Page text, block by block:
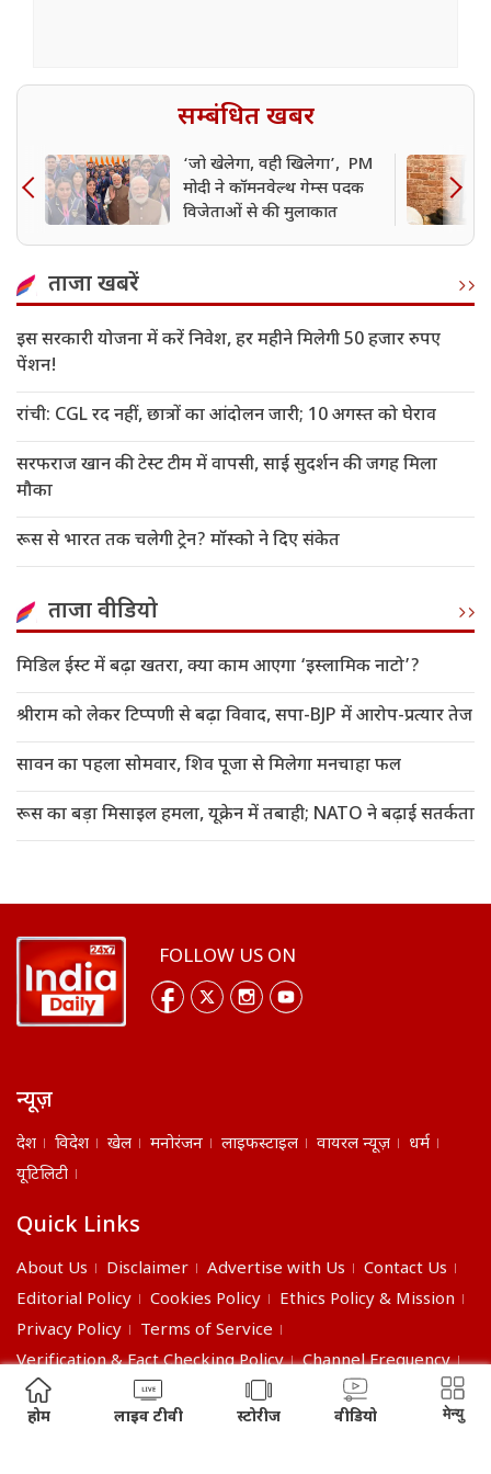
सम्बंधित खबर
‘जो खेलेगा, वही खिलेगा’, PM
मोदी ने कॉमनवेल्थ गेम्स पदक
विजेताओं से की मुलाकात
ताजा खबरें
इस सरकारी योजना में करें निवेश, हर महीने मिलेगी 50 हजार रुपए
पेंशन!
रांची: CGL रद नहीं, छात्रों का आंदोलन जारी; 10 अगस्त को घेराव
सरफराज खान की टेस्ट टीम में वापसी, साई सुदर्शन की जगह मिला
मौका
रूस से भारत तक चलेगी ट्रेन? मॉस्को ने दिए संकेत
ताजा वीडियो
मिडिल ईस्ट में बढ़ा खतरा, क्या काम आएगा ‘इस्लामिक नाटो’?
श्रीराम को लेकर टिप्पणी से बढ़ा विवाद, सपा-BJP में आरोप-प्रत्यार तेज
सावन का पहला सोमवार, शिव पूजा से मिलेगा मनचाहा फल
रूस का बड़ा मिसाइल हमला, यूक्रेन में तबाही; NATO ने बढ़ाई सतर्कता
FOLLOW US ON
न्यूज़
देश विदेश खेल मनोरंजन लाइफस्टाइल वायरल न्यूज़
धर्म
यूटिलिटी
Quick Links
About Us Disclaimer Advertise with Us
Contact Us
Editorial Policy
Cookies Policy
Ethics Policy & Mission
Privacy Policy
Terms of Service
Verification & Fact Checking Policy
Channel Frequency
©2026 India Daily. All right reserved.
होम लाइव टीवी स्टोरीज वीडियो मेन्यु